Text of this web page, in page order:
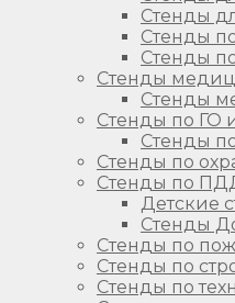
Стенды
Стенды
Стенды
Стенды
Стенды
Стенды по ГО
Стенды
Стенды по
Стенды по
Детские
Стенды
Стенды по
Стенды по
Стенды по